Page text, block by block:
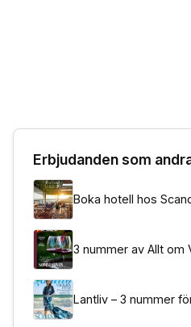
Erbjudanden som
Boka hotell hos
3 nummer av Allt om
Lantliv – 3 nummer